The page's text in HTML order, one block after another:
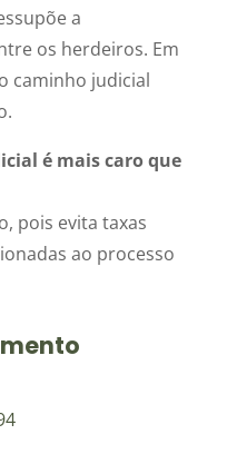
a
os herdeiros. Em
caminho judicial
é mais caro que
pois evita taxas
ao processo